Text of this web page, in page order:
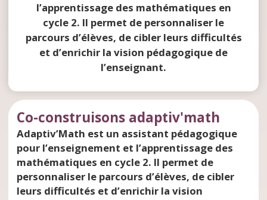
l’apprentissage des mathématiques en
cycle 2. Il permet de personnaliser le
parcours d’élèves, de cibler leurs difficultés
et d’enrichir la vision pédagogique de
l’enseignant.
Co-construisons adaptiv'math
Adaptiv’Math est un assistant pédagogique
pour l’enseignement et l’apprentissage des
mathématiques en cycle 2. Il permet de
personnaliser le parcours d’élèves, de cibler
leurs difficultés et d’enrichir la vision